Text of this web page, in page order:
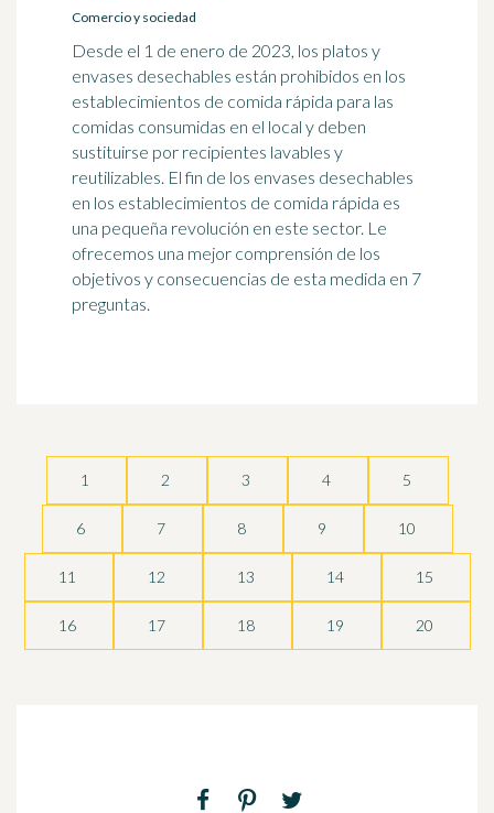
Comercio y sociedad
Desde el 1 de enero de 2023, los platos y
envases desechables están prohibidos en los
establecimientos de comida rápida para las
comidas consumidas en el local y deben
sustituirse por recipientes lavables y
reutilizables. El fin de los envases desechables
en los establecimientos de comida rápida es
una pequeña revolución en este sector. Le
ofrecemos una mejor comprensión de los
objetivos y consecuencias de esta medida en 7
preguntas.
1 2 3 4 5
6 7 8 9 10
11 12 13 14 15
16 17 18 19 20